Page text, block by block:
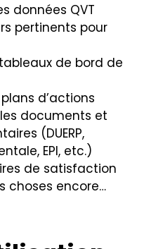
données QVT
pertinents pour
de bord de
d’actions
documents et
(DUERP,
EPI, etc.)
de satisfaction
choses encore…